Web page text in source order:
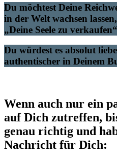
Du möchtest Deine
in der Welt wachsen
„Deine Seele zu verkaufen“
Du würdest es absolut
authentischer in Deinem
Wenn auch nur ein
auf Dich zutreffen,
genau richtig und
Nachricht für Dich: